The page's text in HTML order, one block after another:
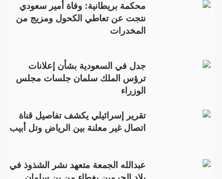
محكمة بريطانية: وفاة أمير سعودي
نتجت عن تعاطي الكحول ومزيج من
المخدرات
جدل في السعودية بشأن إعلانات
ترؤس الملك سلمان جلسات مجلس
الوزراء
تقرير إسرائيلي يكشف تفاصيل قناة
اتصال غير معلنة بين الرياض وتل أبيب
عبدالله الجمعة متعهد نشر الشذوذ في